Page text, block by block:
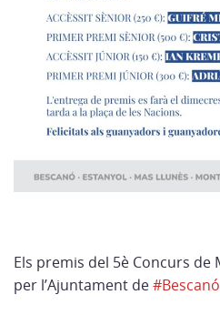
Els premis del 5è Concurs
per l’Ajuntament de#Bescanó